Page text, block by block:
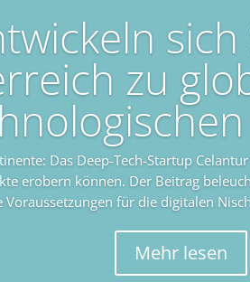
zu
Das Deep-Tech-Startup
erobern können. Der Beitrag
für die digitalen
Mehr lesen